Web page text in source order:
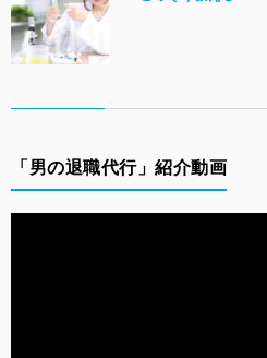
「男の退職代行」紹介動画